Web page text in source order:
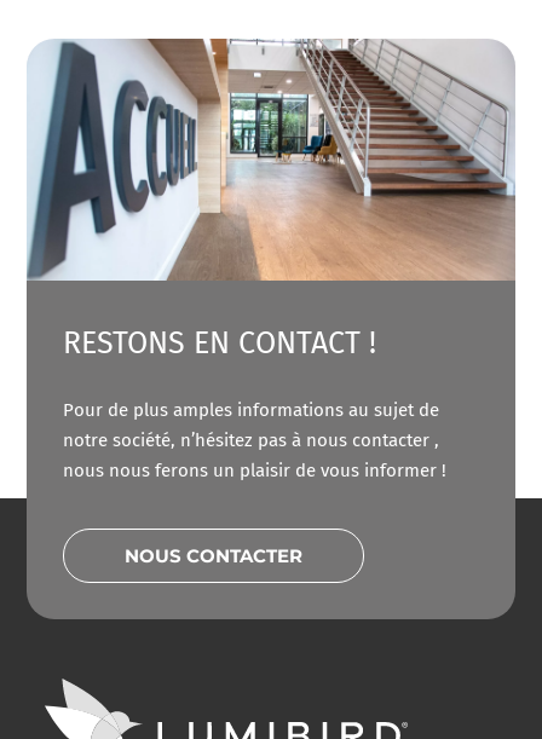
RESTONS EN CONTACT !
Pour de plus amples informations au sujet de
notre société, n’hésitez pas à nous contacter ,
nous nous ferons un plaisir de vous informer !
NOUS CONTACTER